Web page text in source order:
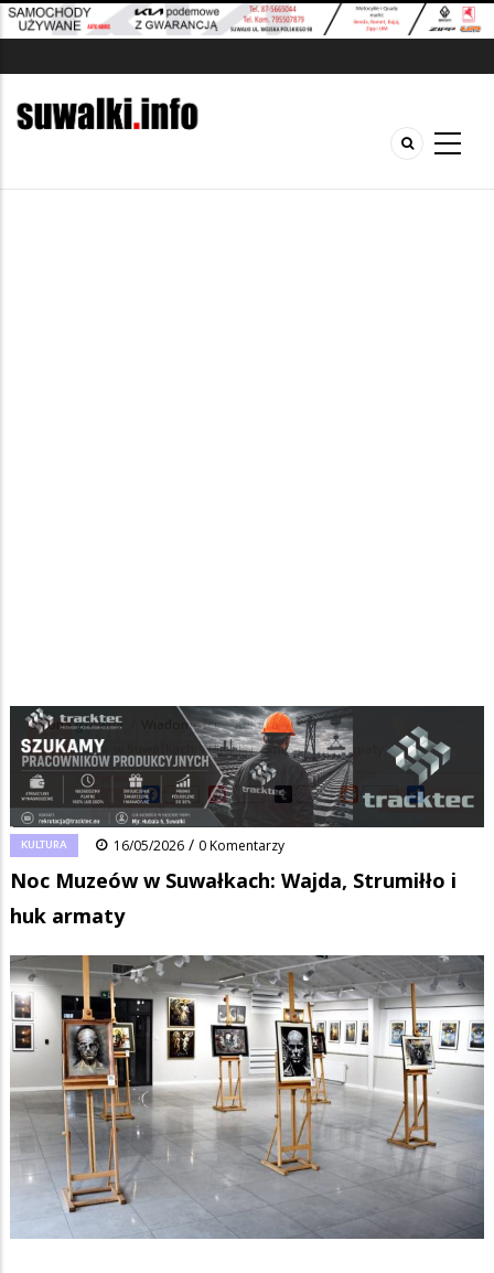
Ścieżka
nawigacyjna
Strona główna Wiadomości/Kultura/
Noc Muzeów w Suwałkach: Wajda, Strumiłło i huk armaty
FacebookPinterest Tumblr
0 Reddit Share
KULTURA 16/05/2026 / 0 Komentarzy
Noc Muzeów w Suwałkach: Wajda, Strumiłło i
huk armaty